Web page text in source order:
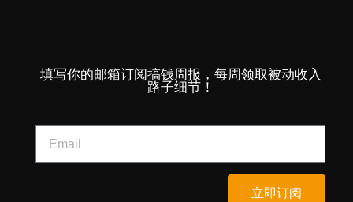
填写你的邮箱订阅搞钱周报，每周领取被动收入
路子细节！
立即订阅